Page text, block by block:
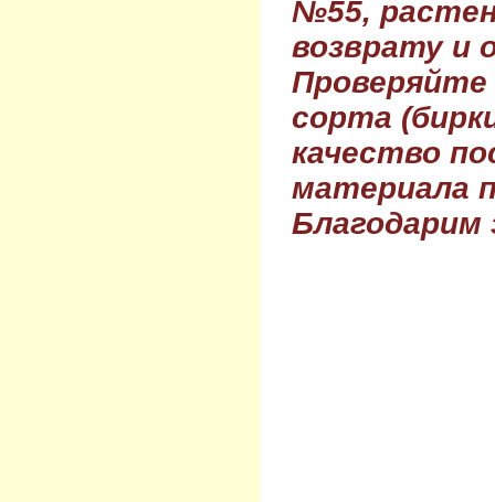
№55,
возврату и
Проверяйте
сорта
качество
материала
Благодарим